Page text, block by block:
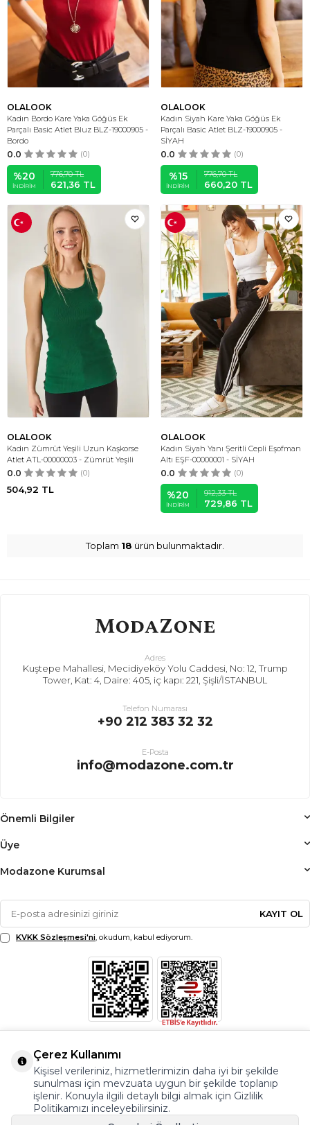
OLALOOK
Kadın Bordo Kare Yaka Göğüs Ek
Parçalı Basic Atlet Bluz BLZ-19000905 -
Bordo
0.0 (0)
%20
İNDIRIM
776,70TL
621,36 TL
OLALOOK
Kadın Siyah Kare Yaka Göğüs Ek
Parçalı Basic Atlet BLZ-19000905 -
SİYAH
0.0 (0)
%15
İNDIRIM
776,70TL
660,20 TL
OLALOOK
Kadın Zümrüt Yeşili Uzun Kaşkorse
Atlet ATL-00000003 - Zümrüt Yeşili
0.0 (0)
504,92 TL
OLALOOK
Kadın Siyah Yanı Şeritli Cepli Eşofman
Altı EŞF-00000001 - SİYAH
0.0 (0)
%20
İNDIRIM
912,33TL
729,86 TL
Toplam 18 ürün bulunmaktadır.
Adres
Kuştepe Mahallesi, Mecidiyeköy Yolu Caddesi, No: 12, Trump
Tower, Kat: 4, Daire: 405, iç kapı: 221, Şişli/İSTANBUL
Telefon Numarası
+90 212 383 32 32
E-Posta
info@modazone.com.tr
Önemli Bilgiler
Üye
Modazone Kurumsal
KAYIT OL
KVKK Sözleşmesi'ni, okudum, kabul ediyorum.
Çerez Kullanımı
Kişisel verileriniz, hizmetlerimizin daha iyi bir şekilde
sunulması için mevzuata uygun bir şekilde toplanıp
işlenir. Konuyla ilgili detaylı bilgi almak için Gizlilik
Politikamızı inceleyebilirsiniz.